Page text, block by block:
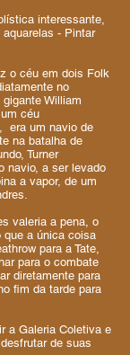
interessante,
- Pintar
o céu em dois Folk
no
William
céu
era um navio de
na batalha de
Turner
navio, a ser levado
a vapor, de um
valeria a pena, o
a única coisa
para a Tate,
para o combate
diretamente para
fim da tarde para
a Galeria Coletiva e
de suas